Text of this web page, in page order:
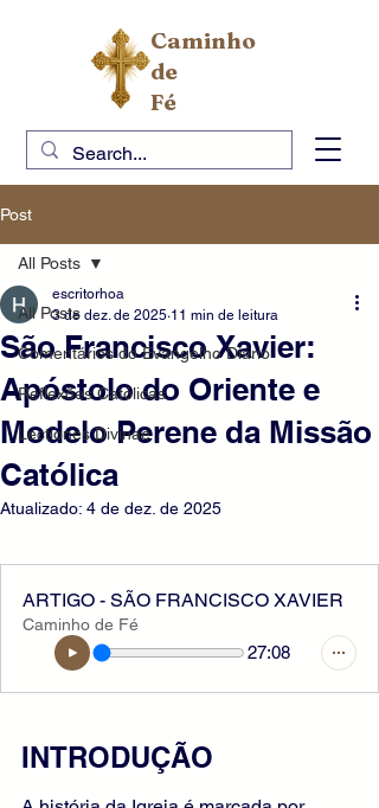
Caminho
de
Fé
Post
All Posts
Comentários do Evangelho Diário
Reflexões Católicas
Lectiones Divinae
All Posts
São Francisco Xavier:
Apóstolo do Oriente e
Modelo Perene da Missão
Católica
escritorhoa
3 de dez. de 2025 11 min de leitura
Atualizado: 4 de dez. de 2025
ARTIGO - SÃO FRANCISCO XAVIER
Caminho de Fé
27:08
INTRODUÇÃO